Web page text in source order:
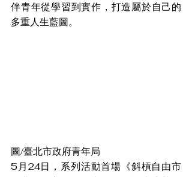
伴青年從學習到實作，打造屬於自己的
多重人生藍圖。
圖/臺北市政府青年局
5月24日，系列活動首場《斜槓自由市